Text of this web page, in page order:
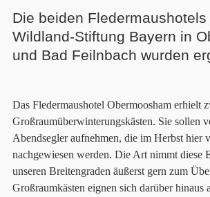
Die beiden Fledermaushotels
Wildland-Stiftung Bayern in
und Bad Feilnbach wurden
Das Fledermaushotel Obermoosham erhielt
Großraumüberwinterungskästen. Sie sollen
Abendsegler aufnehmen, die im Herbst hier
nachgewiesen werden. Die Art nimmt diese
unseren Breitengraden äußerst gern zum
Großraumkästen eignen sich darüber hinaus